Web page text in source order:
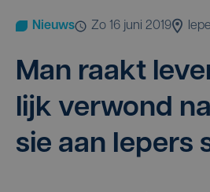
Nieuws zo 16 juni 2019
Man raakt
lijk ver­wond
sie aan Iepers